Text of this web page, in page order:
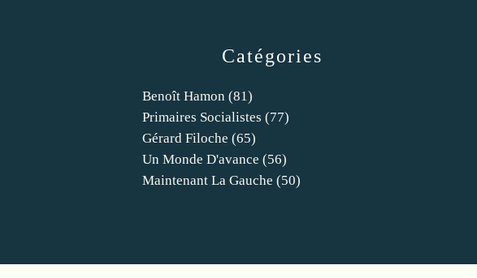
Catégories
Benoît Hamon (81)
Primaires Socialistes (77)
Gérard Filoche (65)
Un Monde D'avance (56)
Maintenant La Gauche (50)